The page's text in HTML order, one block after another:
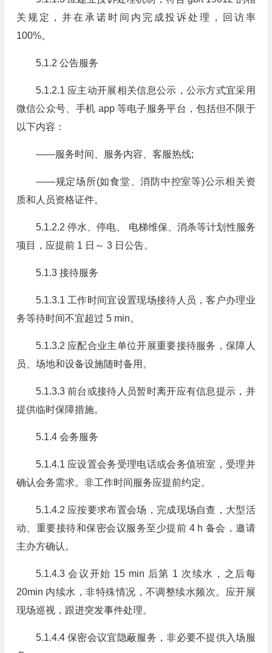
关规定，并在承诺时间内完成投诉处理，回访率
100%。
5.1.2 公告服务
5.1.2.1 应主动开展相关信息公示，公示方式宜采用
微信公众号、手机 app 等电子服务平台，包括但不限于
以下内容：
——服务时间、服务内容、客服热线;
——规定场所(如食堂、消防中控室等)公示相关资
质和人员资格证件。
5.1.2.2 停水、停电、 电梯维保、消杀等计划性服务
项目，应提前 1 日～ 3 日公告。
5.1.3 接待服务
5.1.3.1 工作时间宜设置现场接待人员，客户办理业
务等待时间不宜超过 5 min。
5.1.3.2 应配合业主单位开展重要接待服务，保障人
员、场地和设备设施随时备用。
5.1.3.3 前台或接待人员暂时离开应有信息提示，并
提供临时保障措施。
5.1.4 会务服务
5.1.4.1 应设置会务受理电话或会务值班室，受理并
确认会务需求。非工作时间服务应提前约定。
5.1.4.2 应按要求布置会场，完成现场自查，大型活
动、重要接待和保密会议服务至少提前 4 h 备会，邀请
主办方确认。
5.1.4.3 会议开始 15 min 后第 1 次续水，之后每
20min 内续水，非特殊情况，不调整续水频次。应开展
现场巡视，跟进突发事件处理。
5.1.4.4 保密会议宜隐蔽服务，非必要不提供入场服